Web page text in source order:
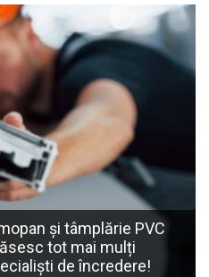
și tâmplărie PVC
tot mai mulți
de încredere!